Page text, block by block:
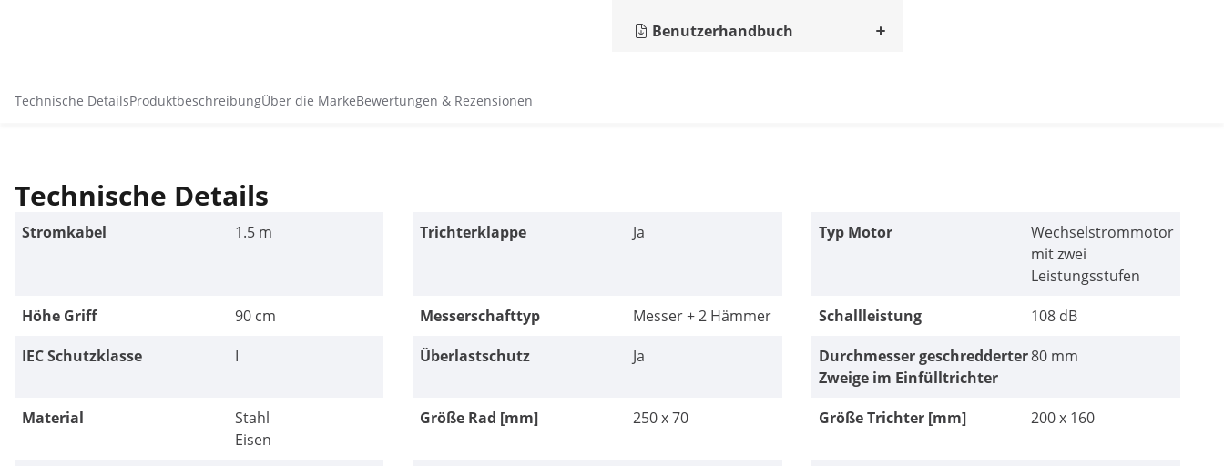
Benutzerhandbuch
Technische DetailsProduktbeschreibungÜber die MarkeBewertungen & Rezensionen
Technische Details
Stromkabel 1.5 m Trichterklappe Ja Typ Motor
Wechselstrommotor
mit zwei
Leistungsstufen
Höhe Griff
90 cm Messerschafttyp Messer + 2 Hämmer Schallleistung
108 dB
IEC Schutzklasse
I Überlastschutz Ja
Durchmesser geschredderter
Zweige im Einfülltrichter
80 mm
Material
Stahl
Eisen
Größe Rad [mm] 250 x 70 Größe Trichter [mm] 200 x 160